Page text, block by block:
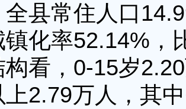
县常住人口
镇化率52.14%，
看，0-15岁
2.79万人，其